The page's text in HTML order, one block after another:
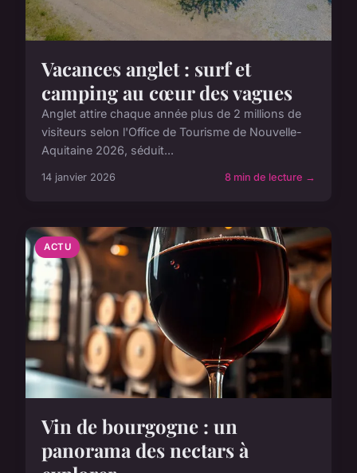
Vacances anglet : surf et
camping au cœur des vagues
Anglet attire chaque année plus de 2 millions de
visiteurs selon l'Office de Tourisme de Nouvelle-
Aquitaine 2026, séduit...
14 janvier 2026 8 min de lecture →
ACTU
Vin de bourgogne : un
panorama des nectars à